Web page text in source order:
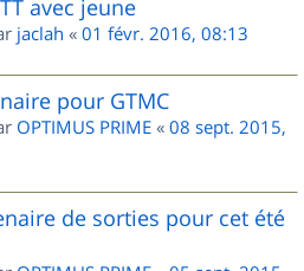
avec jeune
jaclah « 01 févr. 2016, 08:13
pour GTMC
OPTIMUS PRIME « 08 sept. 2015,
de sorties pour cet été